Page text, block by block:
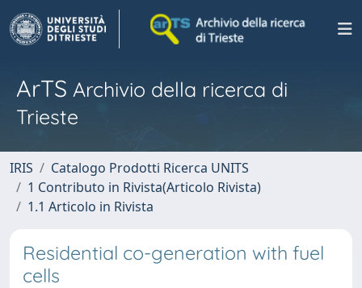
ArTS Archivio della ricerca di
Trieste
IRIS
Catalogo Prodotti Ricerca UNITS
1 Contributo in Rivista(Articolo Rivista)
1.1 Articolo in Rivista
Residential co-generation with fuel
cells